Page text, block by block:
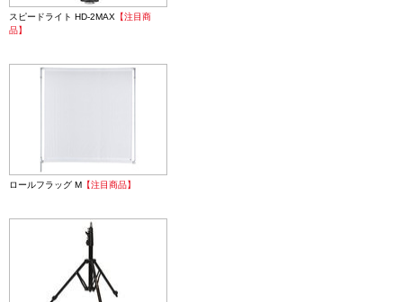
スピードライト HD-2MAX 【注目商
品】
ロールフラッグ M 【注目商品】